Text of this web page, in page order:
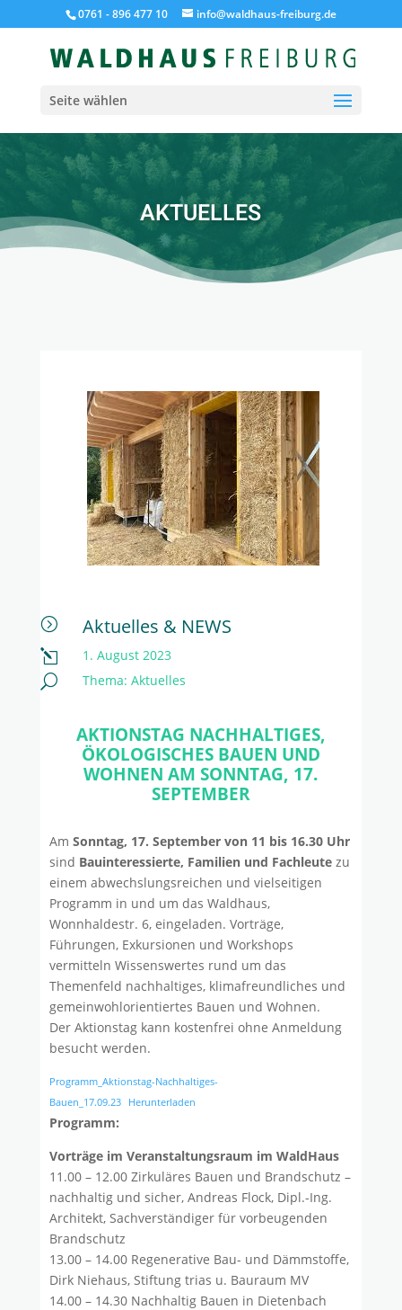
0761 - 896 477 10 info@waldhaus-freiburg.de
Seite wählen
AKTUELLES
= Aktuelles & NEWS
l
1. August 2023
U
Thema: Aktuelles
AKTIONSTAG NACHHALTIGES,
ÖKOLOGISCHES BAUEN UND
WOHNEN AM SONNTAG, 17.
SEPTEMBER
Am Sonntag, 17. September von 11 bis 16.30 Uhr
sind Bauinteressierte, Familien und Fachleutezu
einem abwechslungsreichen und vielseitigen
Programm in und um das Waldhaus,
Wonnhaldestr. 6, eingeladen. Vorträge,
Führungen, Exkursionen und Workshops
vermitteln Wissenswertes rund um das
Themenfeld nachhaltiges, klimafreundliches und
gemeinwohlorientiertes Bauen und Wohnen.
Der Aktionstag kann kostenfrei ohne Anmeldung
besucht werden.
Programm_Aktionstag-Nachhaltiges-
Bauen_17.09.23
Herunterladen
Programm:
Vorträge im Veranstaltungsraum im WaldHaus
11.00 – 12.00 Zirkuläres Bauen und Brandschutz –
nachhaltig und sicher, Andreas Flock, Dipl.-Ing.
Architekt, Sachverständiger für vorbeugenden
Brandschutz
13.00 – 14.00 Regenerative Bau- und Dämmstoffe,
Dirk Niehaus, Stiftung trias u. Bauraum MV
14.00 – 14.30 Nachhaltig Bauen in Dietenbach